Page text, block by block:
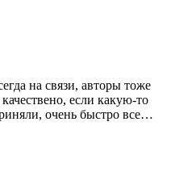
эмоции. Все три работы
на связи, авторы тоже
если какую-то
очень быстро все
что такое возможно, но